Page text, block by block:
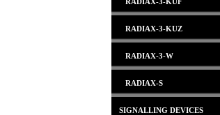
RADIAX-3-KUF
RADIAX-3-KUZ
RADIAX-3-W
RADIAX-S
SIGNALLING DEVICES